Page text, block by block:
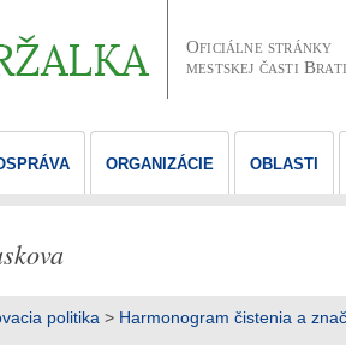
Oficiálne stránky
mestskej časti
ORGANIZÁCIE OBLASTI
politika > Harmonogram čistenia a